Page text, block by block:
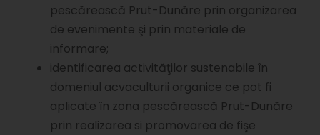
pescărească Prut-Dunăre prin organizarea
de evenimente şi prin materiale de
informare;
identificarea activităţilor sustenabile în
domeniul acvaculturii organice ce pot fi
aplicate în zona pescărească Prut-Dunăre
prin realizarea si promovarea de fişe